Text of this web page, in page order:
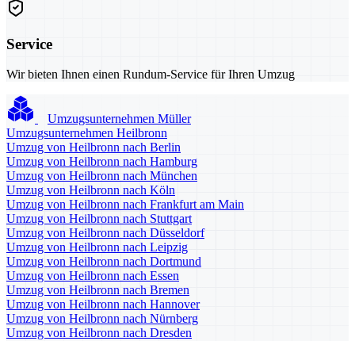
Service
Wir bieten Ihnen einen Rundum-Service für Ihren Umzug
Umzugsunternehmen Müller
Umzugsunternehmen Heilbronn
Umzug von Heilbronn nach Berlin
Umzug von Heilbronn nach Hamburg
Umzug von Heilbronn nach München
Umzug von Heilbronn nach Köln
Umzug von Heilbronn nach Frankfurt am Main
Umzug von Heilbronn nach Stuttgart
Umzug von Heilbronn nach Düsseldorf
Umzug von Heilbronn nach Leipzig
Umzug von Heilbronn nach Dortmund
Umzug von Heilbronn nach Essen
Umzug von Heilbronn nach Bremen
Umzug von Heilbronn nach Hannover
Umzug von Heilbronn nach Nürnberg
Umzug von Heilbronn nach Dresden